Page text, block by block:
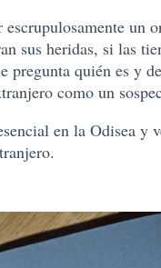
escrupulosamente un
sus heridas, si las
pregunta quién es y
como un
en la Odisea y